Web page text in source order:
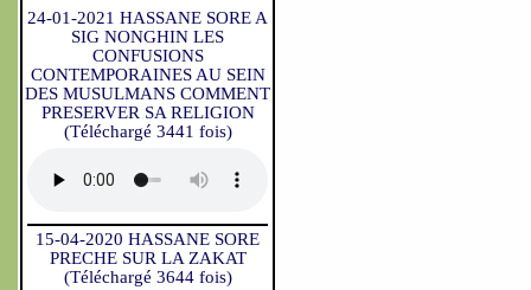
24-01-2021 HASSANE SORE A
SIG NONGHIN LES
CONFUSIONS
CONTEMPORAINES AU SEIN
DES MUSULMANS COMMENT
PRESERVER SA RELIGION
(Téléchargé 3441 fois)
15-04-2020 HASSANE SORE
PRECHE SUR LA ZAKAT
(Téléchargé 3644 fois)